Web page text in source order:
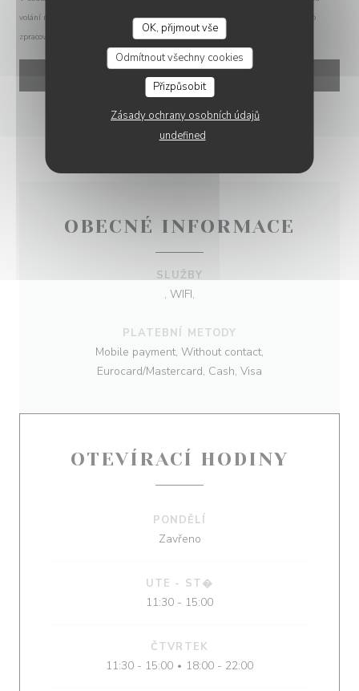
OK, přijmout vše
Odmítnout všechny cookies
Přizpůsobit
Zásady ochrany osobních údajů
undefined
volání registrací v Robinsonově seznamu:robinsonseznam.cz
. Pro více informací o
zpracování vašich údajů si přečtěte našezásady ochrany osobních údajů
OBECNÉ INFORMACE
SLUŽBY
, WIFI,
PLATEBNÍ METODY
Mobile payment, Without contact,
Eurocard/Mastercard, Cash, Visa
OTEVÍRACÍ HODINY
PONDĚLÍ
Zavřeno
UTE - ST�
11:30 - 15:00
ČTVRTEK
11:30 - 15:00 • 18:00 - 22:00